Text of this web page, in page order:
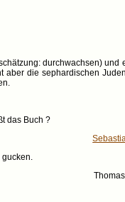
durchwachsen) und
die sephardischen
das Buch ?
gucken.